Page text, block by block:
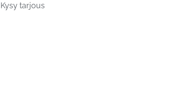
tarjous